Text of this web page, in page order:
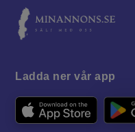
Ladda ner vår app